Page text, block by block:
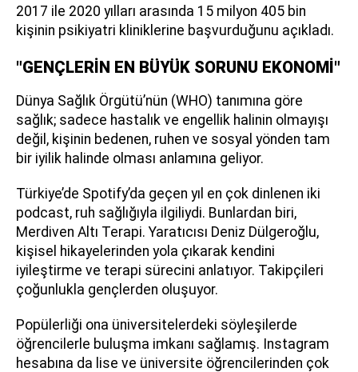
2017 ile 2020 yılları arasında 15 milyon 405 bin
kişinin psikiyatri kliniklerine başvurduğunu açıkladı.
"GENÇLERİN EN BÜYÜK SORUNU EKONOMİ"
Dünya Sağlık Örgütü’nün (WHO) tanımına göre
sağlık; sadece hastalık ve engellik halinin olmayışı
değil, kişinin bedenen, ruhen ve sosyal yönden tam
bir iyilik halinde olması anlamına geliyor.
Türkiye’de Spotify’da geçen yıl en çok dinlenen iki
podcast, ruh sağlığıyla ilgiliydi. Bunlardan biri,
Merdiven Altı Terapi. Yaratıcısı Deniz Dülgeroğlu,
kişisel hikayelerinden yola çıkarak kendini
iyileştirme ve terapi sürecini anlatıyor. Takipçileri
çoğunlukla gençlerden oluşuyor.
Popülerliği ona üniversitelerdeki söyleşilerde
öğrencilerle buluşma imkanı sağlamış. Instagram
hesabına da lise ve üniversite öğrencilerinden çok